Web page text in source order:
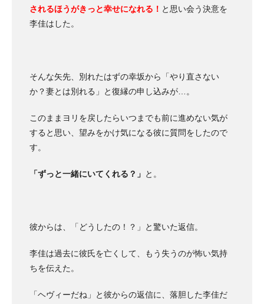
されるほうがきっと幸せになれる！ と思い会う決意を
李佳はした。
そんな矢先、別れたはずの幸坂から「やり直さない
か？妻とは別れる」と復縁の申し込みが…。
このままヨリを戻したらいつまでも前に進めない気が
すると思い、望みをかけ気になる彼に質問をしたので
す。
「ずっと一緒にいてくれる？」 と。
彼からは、「どうしたの！？」と驚いた返信。
李佳は過去に彼氏を亡くして、もう失うのが怖い気持
ちを伝えた。
「ヘヴィーだね」と彼からの返信に、落胆した李佳だ